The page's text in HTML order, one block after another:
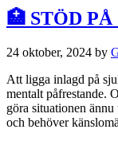
🏥 STÖD
24 oktober, 2024 by
Att ligga inlagd på
mentalt påfrestande.
göra situationen
och behöver